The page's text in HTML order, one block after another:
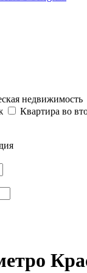
недвижимость
Квартира во